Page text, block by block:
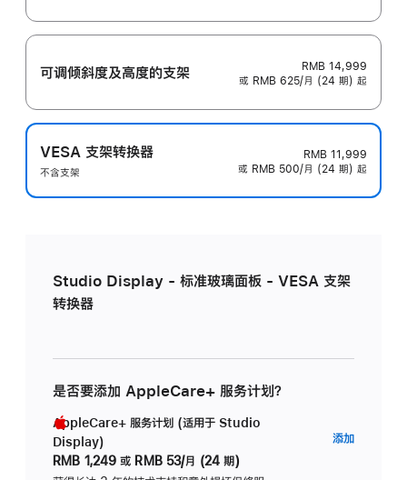
可调倾斜度及高‍度的支‍架
RMB 14,999
或 RMB 625/月 (24 期) 起
VESA 支架转换器
不含支架
RMB 11,999
或 RMB 500/月 (24 期) 起
Studio Display - 标准玻璃面板 - VESA 支架
转换器
是否要添加 AppleCare+ 服务计划？
AppleCare+ 服务计划 (适用于 Studio
Display)
RMB 1,249 或 RMB 53/月 (24 期)
添加